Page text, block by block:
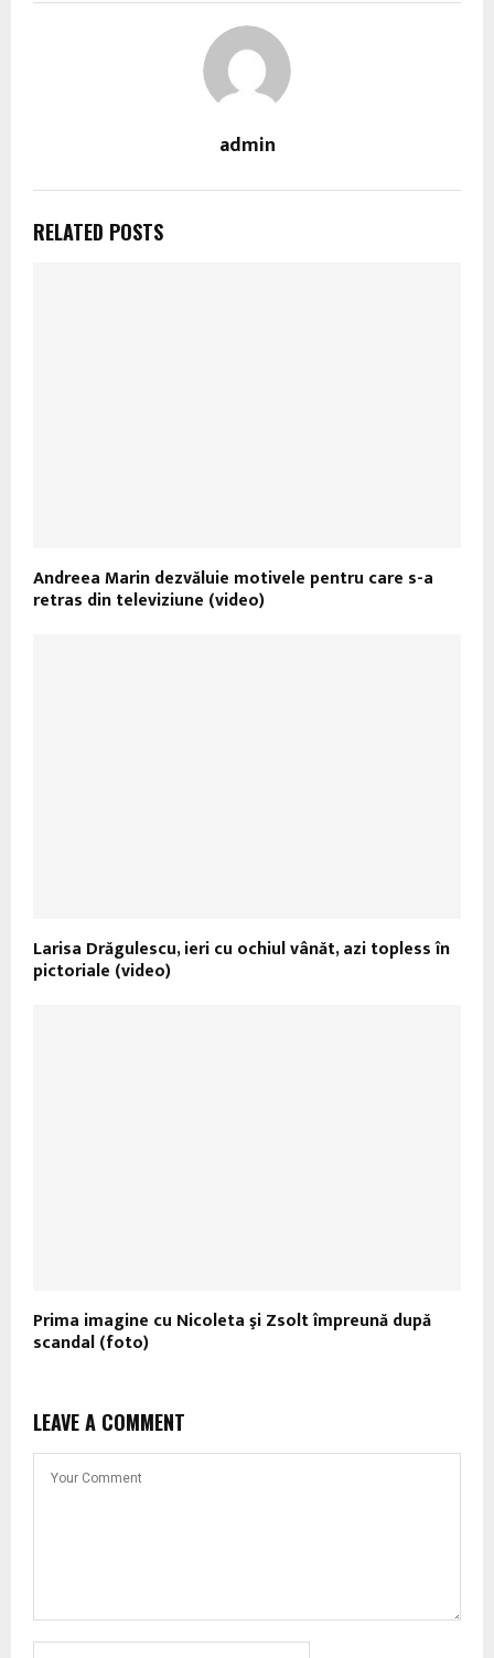
admin
RELATED POSTS
Andreea Marin dezvăluie motivele pentru care s-a
retras din televiziune (video)
Larisa Drăgulescu, ieri cu ochiul vânăt, azi topless în
pictoriale (video)
Prima imagine cu Nicoleta şi Zsolt împreună după
scandal (foto)
LEAVE A COMMENT